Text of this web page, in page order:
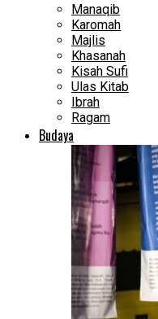
Manaqib
Karomah
Majlis
Khasanah
Kisah Sufi
Ulas Kitab
Ibrah
Ragam
Budaya